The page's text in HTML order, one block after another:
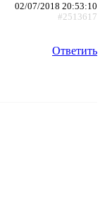
02/07/2018 20:53:10
#2513617
Ответить